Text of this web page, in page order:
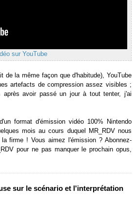
sur YouTube
de la même façon que d'habitude), YouTube
artefacts de compression assez visibles ;
avoir passé un jour à tout tenter, j'ai
format d'émission vidéo 100% Nintendo
mois au cours duquel MR_RDV nous
firme ! Vous aimez l'émission ? Abonnez-
pour ne pas manquer le prochain opus,
sur le scénario et l'interprétation